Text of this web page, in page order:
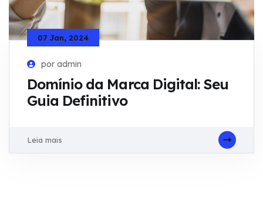
07 Jan, 2024
por admin
Domínio da Marca Digital: Seu
Guia Definitivo
Leia mais